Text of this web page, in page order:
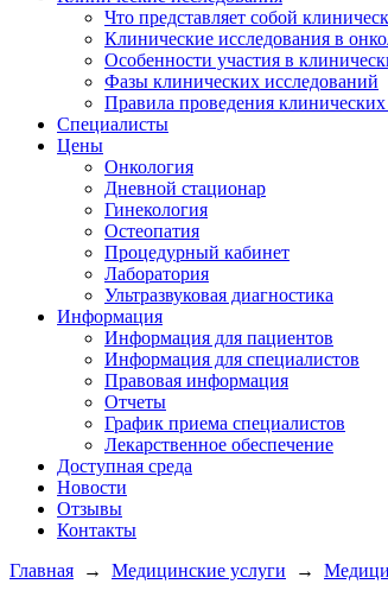
Что представляет собой
Клинические исследования в
Особенности участия в
Фазы клинических исследований
Правила проведения
Специалисты
Цены
Онкология
Дневной стационар
Гинекология
Остеопатия
Процедурный кабинет
Лаборатория
Ультразвуковая диагностика
Информация
Информация для пациентов
Информация для специалистов
Правовая информация
Отчеты
График приема специалистов
Лекарственное обеспечение
Доступная среда
Новости
Отзывы
Контакты
Главная
→ Медицинские услуги →